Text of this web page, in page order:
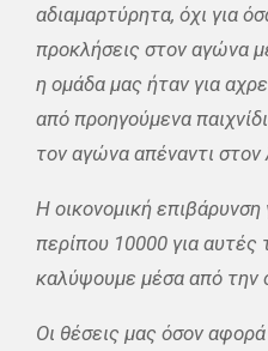
αδιαμαρτύρητα, όχι για
προκλήσεις στον αγώνα
η ομάδα μας ήταν για
από προηγούμενα
τον αγώνα απέναντι στον
Η οικονομική επιβάρυνση
περίπου 10000 για αυτές
καλύψουμε μέσα από την
Οι θέσεις μας όσον